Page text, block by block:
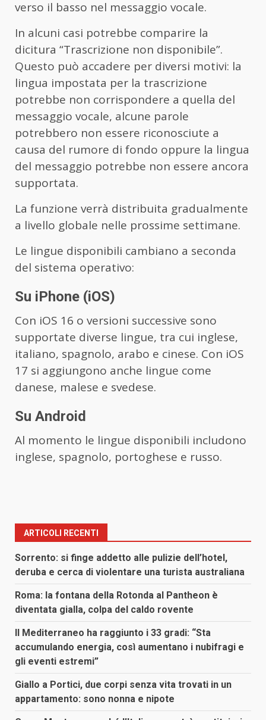
verso il basso nel messaggio vocale.
In alcuni casi potrebbe comparire la
dicitura “Trascrizione non disponibile”.
Questo può accadere per diversi motivi: la
lingua impostata per la trascrizione
potrebbe non corrispondere a quella del
messaggio vocale, alcune parole
potrebbero non essere riconosciute a
causa del rumore di fondo oppure la lingua
del messaggio potrebbe non essere ancora
supportata.
La funzione verrà distribuita gradualmente
a livello globale nelle prossime settimane.
Le lingue disponibili cambiano a seconda
del sistema operativo:
Su iPhone (iOS)
Con iOS 16 o versioni successive sono
supportate diverse lingue, tra cui inglese,
italiano, spagnolo, arabo e cinese. Con iOS
17 si aggiungono anche lingue come
danese, malese e svedese.
Su Android
Al momento le lingue disponibili includono
inglese, spagnolo, portoghese e russo.
ARTICOLI RECENTI
Sorrento: si finge addetto alle pulizie dell’hotel,
deruba e cerca di violentare una turista australiana
Roma: la fontana della Rotonda al Pantheon è
diventata gialla, colpa del caldo rovente
Il Mediterraneo ha raggiunto i 33 gradi: “Sta
accumulando energia, così aumentano i nubifragi e
gli eventi estremi”
Giallo a Portici, due corpi senza vita trovati in un
appartamento: sono nonna e nipote